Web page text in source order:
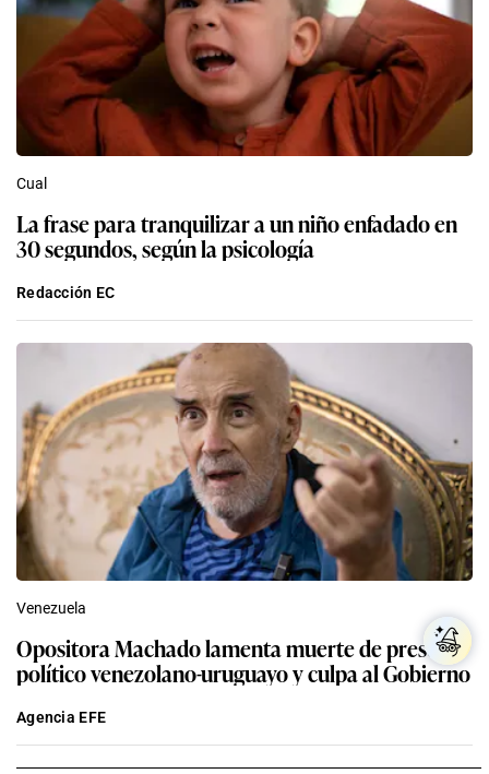
Cual
La frase para tranquilizar a un niño enfadado en
30 segundos, según la psicología
Redacción EC
Venezuela
Opositora Machado lamenta muerte de preso
político venezolano-uruguayo y culpa al Gobierno
Agencia EFE